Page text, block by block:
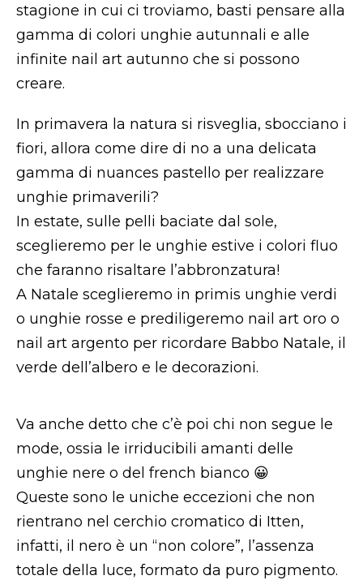
stagione in cui ci troviamo, basti pensare alla
gamma di colori unghie autunnali e alle
infinite nail art autunno che si possono
creare.
In primavera la natura si risveglia, sbocciano i
fiori, allora come dire di no a una delicata
gamma di nuances pastello per realizzare
unghie primaverili?
In estate, sulle pelli baciate dal sole,
sceglieremo per le unghie estive i colori fluo
che faranno risaltare l’abbronzatura!
A Natale sceglieremo in primis unghie verdi
o unghie rosse e prediligeremo nail art oro o
nail art argento per ricordare Babbo Natale, il
verde dell’albero e le decorazioni.
Va anche detto che c’è poi chi non segue le
mode, ossia le irriducibili amanti delle
unghie nere o del french bianco 😀
Queste sono le uniche eccezioni che non
rientrano nel cerchio cromatico di Itten,
infatti, il nero è un “non colore”, l’assenza
totale della luce, formato da puro pigmento.